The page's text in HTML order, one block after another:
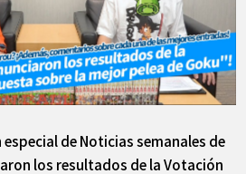
de Noticias semanales de
los resultados de la Votación